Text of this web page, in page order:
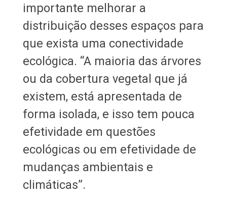
importante melhorar a
distribuição desses espaços para
que exista uma conectividade
ecológica. “A maioria das árvores
ou da cobertura vegetal que já
existem, está apresentada de
forma isolada, e isso tem pouca
efetividade em questões
ecológicas ou em efetividade de
mudanças ambientais e
climáticas”.